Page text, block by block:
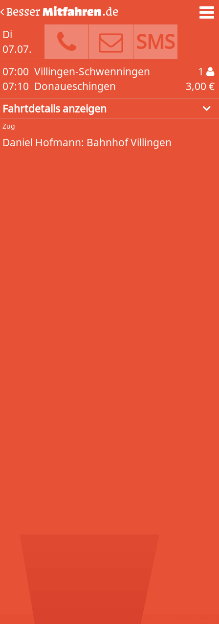
BesserMitfahren.de
Di
07.07.
SMS
07:00
07:10
Villingen-Schwenningen
Donaueschingen
1
3,00 €
Fahrtdetails anzeigen
Zug
Daniel Hofmann: Bahnhof Villingen